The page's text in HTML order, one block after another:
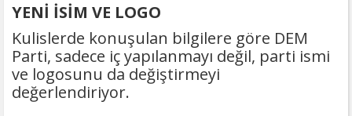
YENİ İSİM VE LOGO
Kulislerde konuşulan bilgilere göre DEM
Parti, sadece iç yapılanmayı değil, parti ismi
ve logosunu da değiştirmeyi
değerlendiriyor.